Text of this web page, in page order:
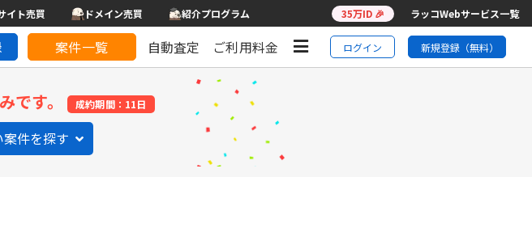
イト売買 ドメイン売買 紹介プログラム 35万ID 🎉 ラッコWebサービス一覧
案件一覧 自動査定 ご利用料金 ログイン 新規登録（無料）
です。 成約期間：11日
件を探す